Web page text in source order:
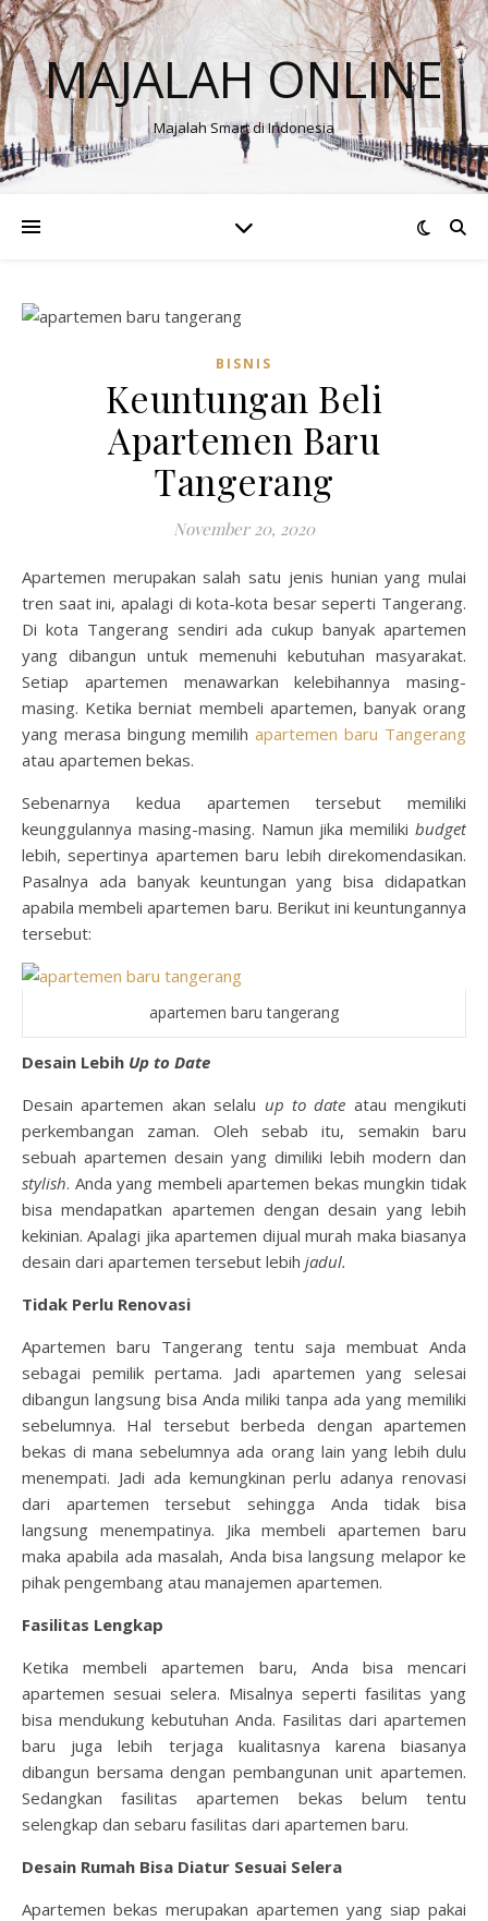
MAJALAH ONLINE
Majalah Smart di Indonesia
BISNIS
Keuntungan Beli
Apartemen Baru
Tangerang
November 20, 2020
Apartemen merupakan salah satu jenis hunian yang mulai
tren saat ini, apalagi di kota-kota besar seperti Tangerang.
Di kota Tangerang sendiri ada cukup banyak apartemen
yang dibangun untuk memenuhi kebutuhan masyarakat.
Setiap apartemen menawarkan kelebihannya masing-
masing. Ketika berniat membeli apartemen, banyak orang
yang merasa bingung memilihapartemen baru Tangerang
atau apartemen bekas.
Sebenarnya kedua apartemen tersebut memiliki
keunggulannya masing-masing. Namun jika memiliki budget
lebih, sepertinya apartemen baru lebih direkomendasikan.
Pasalnya ada banyak keuntungan yang bisa didapatkan
apabila membeli apartemen baru. Berikut ini keuntungannya
tersebut:
apartemen baru tangerang
Desain Lebih Up to Date
Desain apartemen akan selalu up to date atau mengikuti
perkembangan zaman. Oleh sebab itu, semakin baru
sebuah apartemen desain yang dimiliki lebih modern dan
stylish. Anda yang membeli apartemen bekas mungkin tidak
bisa mendapatkan apartemen dengan desain yang lebih
kekinian. Apalagi jika apartemen dijual murah maka biasanya
desain dari apartemen tersebut lebih jadul.
Tidak Perlu Renovasi
Apartemen baru Tangerang tentu saja membuat Anda
sebagai pemilik pertama. Jadi apartemen yang selesai
dibangun langsung bisa Anda miliki tanpa ada yang memiliki
sebelumnya. Hal tersebut berbeda dengan apartemen
bekas di mana sebelumnya ada orang lain yang lebih dulu
menempati. Jadi ada kemungkinan perlu adanya renovasi
dari apartemen tersebut sehingga Anda tidak bisa
langsung menempatinya. Jika membeli apartemen baru
maka apabila ada masalah, Anda bisa langsung melapor ke
pihak pengembang atau manajemen apartemen.
Fasilitas Lengkap
Ketika membeli apartemen baru, Anda bisa mencari
apartemen sesuai selera. Misalnya seperti fasilitas yang
bisa mendukung kebutuhan Anda. Fasilitas dari apartemen
baru juga lebih terjaga kualitasnya karena biasanya
dibangun bersama dengan pembangunan unit apartemen.
Sedangkan fasilitas apartemen bekas belum tentu
selengkap dan sebaru fasilitas dari apartemen baru.
Desain Rumah Bisa Diatur Sesuai Selera
Apartemen bekas merupakan apartemen yang siap pakai